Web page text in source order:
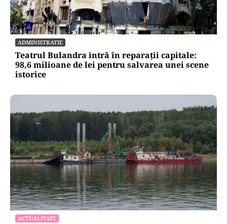
ADMINISTRATIE
Teatrul Bulandra intră în reparații capitale:
98,6 milioane de lei pentru salvarea unei scene
istorice
ACTUALITATE